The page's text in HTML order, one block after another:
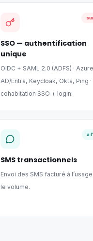
SSO — authentification
unique
OIDC + SAML 2.0 (ADFS) · Azure
AD/Entra, Keycloak, Okta, Ping ·
cohabitation SSO + login.
à
SMS transactionnels
Envoi des SMS facturé à
le volume.